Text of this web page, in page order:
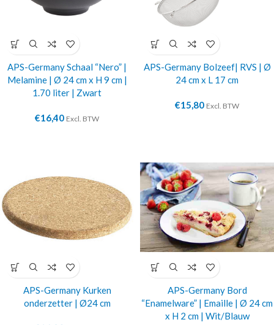
APS-Germany Schaal “Nero” |
Melamine | Ø 24 cm x H 9 cm |
1.70 liter | Zwart
€16,40 Excl. BTW
APS-Germany Bolzeef| RVS | Ø
24 cm x L 17 cm
€15,80 Excl. BTW
APS-Germany Kurken
onderzetter | Ø24 cm
APS-Germany Bord
“Enamelware” | Emaille | Ø 24 cm
x H 2 cm | Wit/Blauw